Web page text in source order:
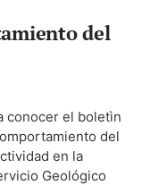
del
conocer el boletìn
del
en la
Geológico